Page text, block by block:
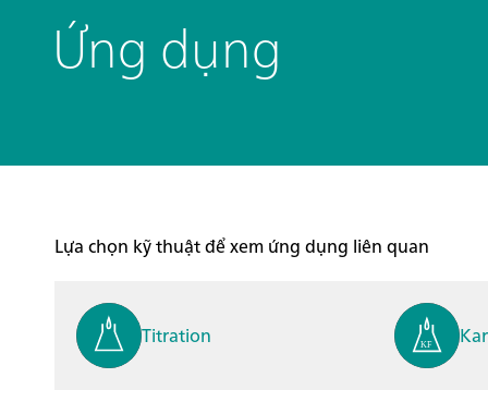
Ứng dụng
Lựa chọn kỹ thuật để xem ứng dụng liên quan
Titration